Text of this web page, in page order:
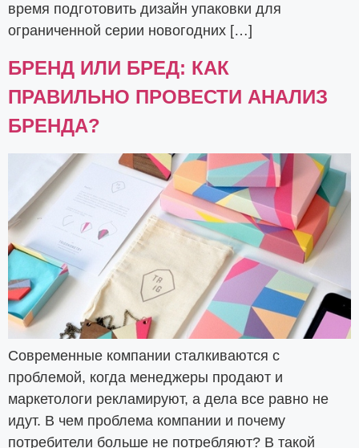
время подготовить дизайн упаковки для
ограниченной серии новогодних […]
БРЕНД ИЛИ БРЕД: КАК
ПРАВИЛЬНО ПРОВЕСТИ АНАЛИЗ
БРЕНДА?
Современные компании сталкиваются с
проблемой, когда менеджеры продают и
маркетологи рекламируют, а дела все равно не
идут. В чем проблема компании и почему
потребители больше не потребляют? В такой